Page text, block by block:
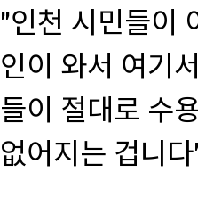
"인천 시민들이
인이 와서 여기
들이 절대로 수
없어지는 겁니